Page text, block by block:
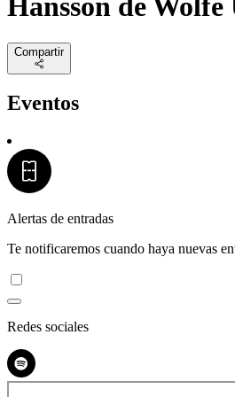
Compartir
Eventos
Alertas de entradas
Te notificaremos cuando haya nuevas
Redes sociales